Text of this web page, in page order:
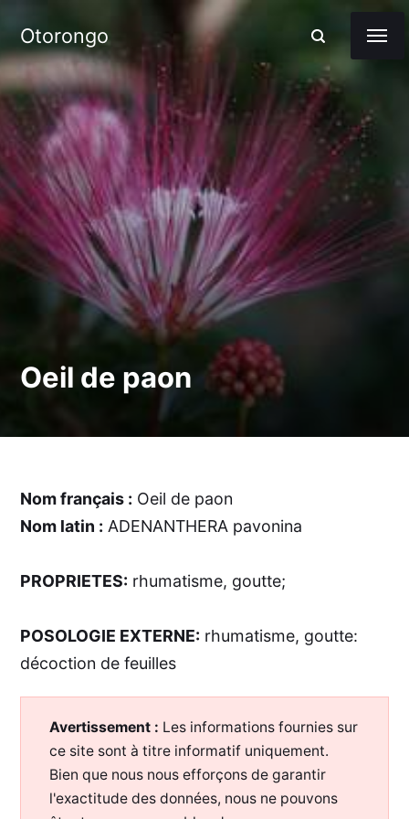
Otorongo
Oeil de paon
Nom français : Oeil de paon
Nom latin : ADENANTHERA pavonina
PROPRIETES: rhumatisme, goutte;
POSOLOGIE EXTERNE: rhumatisme, goutte:
décoction de feuilles
Avertissement : Les informations fournies sur
ce site sont à titre informatif uniquement.
Bien que nous nous efforçons de garantir
l'exactitude des données, nous ne pouvons